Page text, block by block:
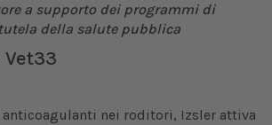
a supporto dei programmi di
della salute pubblica
Vet33